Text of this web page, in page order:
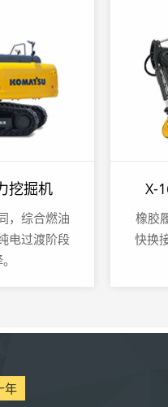
挖掘机
，综合燃油
电过渡阶段
X-
橡胶
快换
年